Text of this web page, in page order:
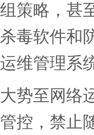
组策略，甚
杀毒软件和
运维管理系
大势至网络
管控，禁止